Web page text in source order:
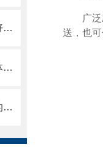
机床钣金在刚度方面表现出来的良好特性
激光切割机风琴防护罩提升增加整体机床的价值
机床钣金防护罩的作用及工作采取的方法
广
送，也可